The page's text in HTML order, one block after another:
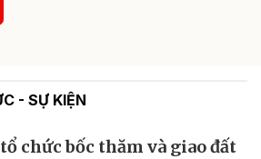
- SỰ KIỆN
chức bốc thăm và giao đất